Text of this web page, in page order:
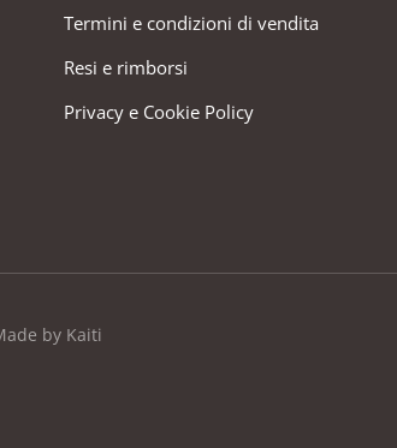
Termini e condizioni di vendita
Resi e rimborsi
Privacy e Cookie Policy
by Kaiti